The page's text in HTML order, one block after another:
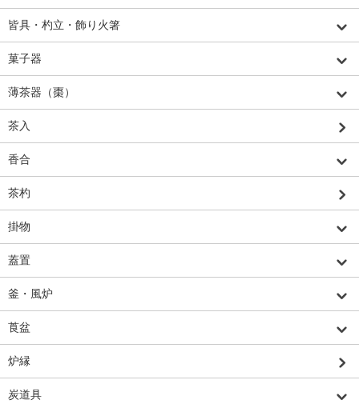
皆具・杓立・飾り火箸
菓子器
薄茶器（棗）
茶入
香合
茶杓
掛物
蓋置
釜・風炉
莨盆
炉縁
炭道具